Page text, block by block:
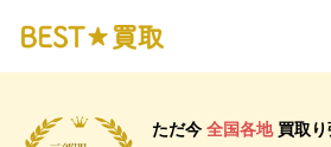
ただ今全国各地買取り